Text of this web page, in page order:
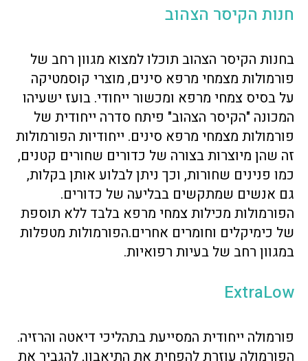
חנות הקיסר הצהוב
בחנות הקיסר הצהוב תוכלו למצוא מגוון רחב של
פורמולות מצמחי מרפא סינים, מוצרי קוסמטיקה
על בסיס צמחי מרפא ומכשור ייחודי. בועז ישעיהו
המכונה "הקיסר הצהוב" פיתח סדרה ייחודית של
פורמולות מצמחי מרפא סינים. ייחודיות הפורמולות
זה שהן מיוצרות בצורה של כדורים שחורים קטנים,
כמו פנינים שחורות, וכך ניתן לבלוע אותן בקלות,
גם אנשים שמתקשים בבליעה של כדורים.
הפורמולות מכילות צמחי מרפא בלבד ללא תוספת
של כימיקלים וחומרים אחרים.הפורמולות מטפלות
במגוון רחב של בעיות רפואיות.
ExtraLow
פורמולה ייחודית המסייעת בתהליכי דיאטה והרזיה.
הפורמולה עוזרת להפחית את התיאבון, להגביר את